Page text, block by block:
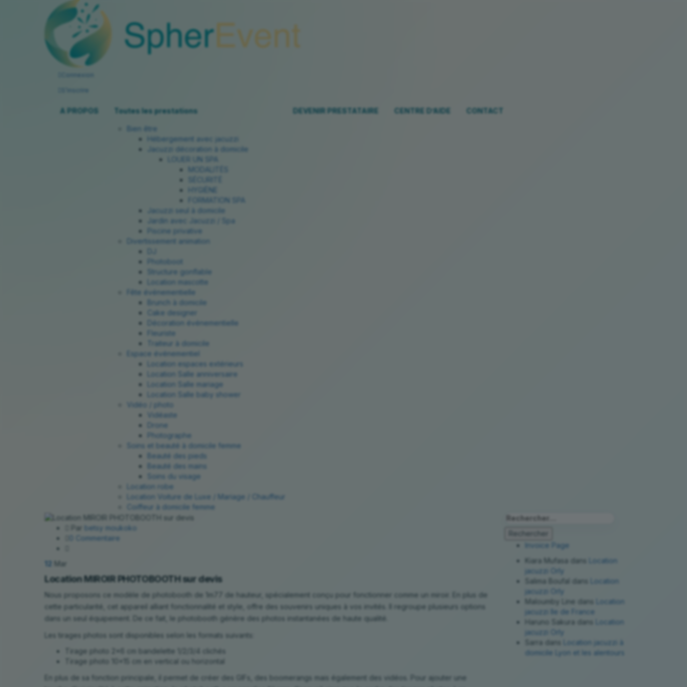
A PROPOS Toutes les prestations
Bien être
Hébergement avec jacuzzi
Jacuzzi décoration à domicile
LOUER UN SPA
HYGIÈNE
FORMATION SPA
Jacuzzi seul à domicile
Jardin avec Jacuzzi / Spa
Piscine privative
Divertissement animation
Photoboot
Structure gonflable
Location mascotte
Fête événementielle
Brunch à domicile
Cake designer
Décoration événementielle
Fleuriste
Traiteur à domicile
Espace événementiel
Location espaces extérieurs
Location Salle anniversaire
Location Salle mariage
Location Salle baby shower
Vidéo / photo
Vidéaste
Drone
Photographe
Soins et beauté à domicile femme
Beauté des pieds
Beauté des mains
Soins du visage
Location robe
Location Voiture de Luxe / Mariage / Chauffeur
Coiffeur à domicile femme
DEVENIR PRESTATAIRE CENTRE D’AIDE CONTACT
Par
betsy moukoko
0 Commentaire
Mar
Location MIROIR PHOTOBOOTH sur devis
Nous proposons ce modèle de photobooth de 1m77 de hauteur, spécialement conçu pour fonctionner comme un miroir. En plus de
cette particularité, cet appareil alliant fonctionnalité et style, offre des souvenirs uniques à vos invités. Il regroupe plusieurs options
dans un seul équipement. De ce fait, le photobooth génère des photos instantanées de haute qualité.
Les tirages photos sont disponibles selon les formats suivants:
Tirage photo 2×6 cm bandelette 1/2/3/4 clichés
Tirage photo 10×15 cm en vertical ou horizontal
En plus de sa fonction principale, il permet de créer des GIFs, des boomerangs mais également des vidéos. Pour ajouter une
Rechercher :
Invoice Page
Kiara Mufasa
dans
Location
jacuzzi Orly
Salima Boufal
dans
Location
jacuzzi Orly
Maloumby Line
dans
Location
jacuzzi Ile de France
Haruno Sakura
dans
Location
jacuzzi Orly
Sarra
dans
Location jacuzzi à
domicile Lyon et les alentours